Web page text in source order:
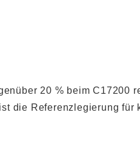
20 % beim C17200
die Referenzlegierung für